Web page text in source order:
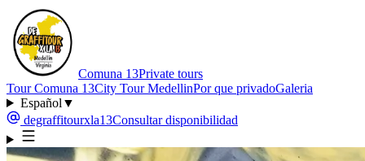
Comuna 13Private tours
Tour Comuna 13City Tour MedellinPor que privadoGaleria
Español ▼
degraffitourxla13Consultar disponibilidad